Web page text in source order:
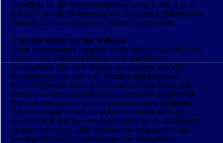
Grundlage für die Datenverarbeitung ist Art. 6 Abs. 1 lit. b
DSGVO, der die Verarbeitung von Daten zur Erfüllung eines
Vertrags oder vorvertraglicher Maßnahmen gestattet.
5. Inhalte Dritter auf der Webseite
Unser Internetauftritt integriert Inhalte anderer Anbieter. Dies
können reine Content-Elemente (z.B. Nachrichten,
Neuigkeiten), aber auch Widgets (Funktionen, wie z.B.
Buchungssysteme) oder z.B. Schriften und technische
Bibliotheken sein. Dazu gehören auch Google Fonts. Aus
technischen Gründen erfolgt dies, indem diese Inhalte vom
Browser von anderen Servern geladen werden. In diesem
Zusammenhang werden die aktuell von Ihrem Browser
verwendete IP und der verwendete Browser des anfragenden
Systems übermittelt. Bitte beachten Sie diesbezüglich die
jeweiligen Datenschutzerklärungen der Drittanbieter.